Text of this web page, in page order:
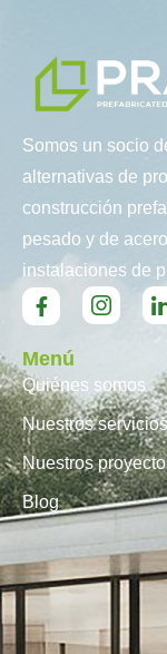
Somos un socio
alternativas de
construcción
pesado y de
instalaciones de
Menú
Quiénes somos
Nuestros servicios
Nuestros
Blog